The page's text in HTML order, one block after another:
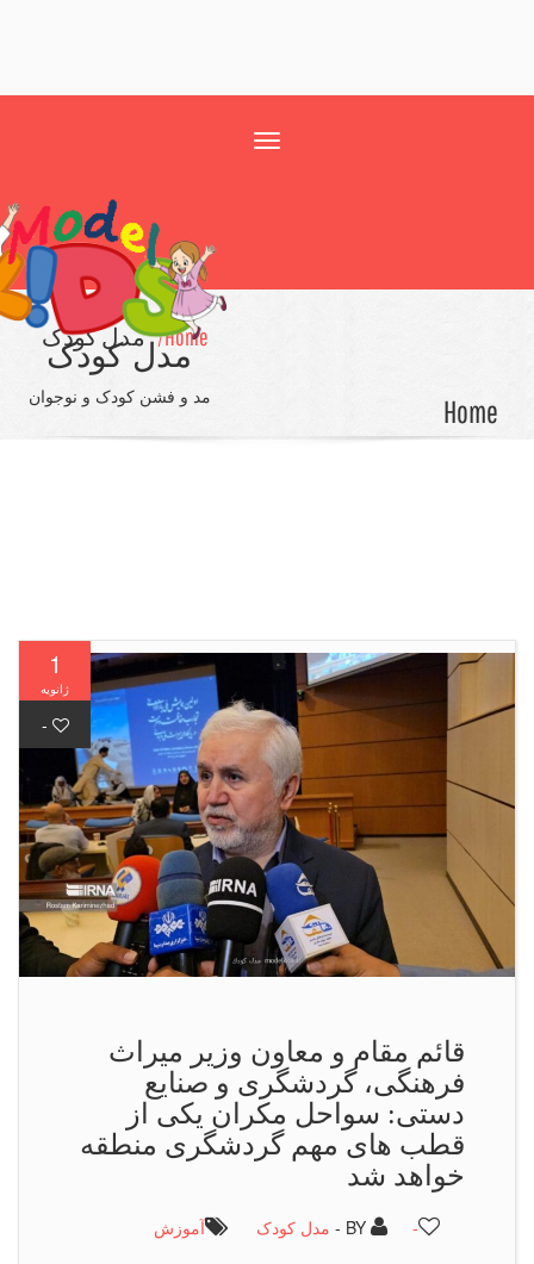
مدل کودک
مد و فشن کودک و نوجوان
مدل کودک
1
ژانویه
قائم مقام و معاون وزیر میراث
فرهنگی، گردشگری و صنایع
دستی: سواحل مکران یکی از
قطب های مهم گردشگری منطقه
خواهد شد
BY - مدل کودک آموزش